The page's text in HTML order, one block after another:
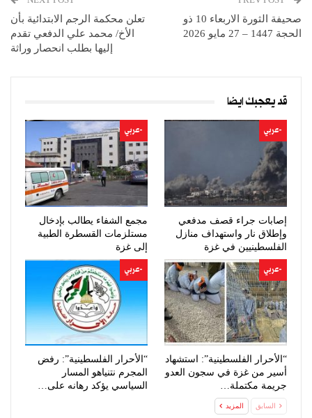
صحيفة الثورة الاربعاء 10 ذو
الحجة 1447 – 27 مايو 2026
تعلن محكمة الرجم الابتدائية بأن
الأخ/ محمد علي الدفعي تقدم
إليها بطلب انحصار وراثة
قد يعجبك ايضا
-عربي
إصابات جراء قصف مدفعي
وإطلاق نار واستهداف منازل
الفلسطينيين في غزة
-عربي
مجمع الشفاء يطالب بإدخال
مستلزمات القسطرة الطبية
إلى غزة
-عربي
“الأحرار الفلسطينية”: استشهاد
أسير من غزة في سجون العدو
جريمة مكتملة…
-عربي
“الأحرار الفلسطينية”: رفض
المجرم نتنياهو المسار
السياسي يؤكد رهانه على…
السابق المزيد